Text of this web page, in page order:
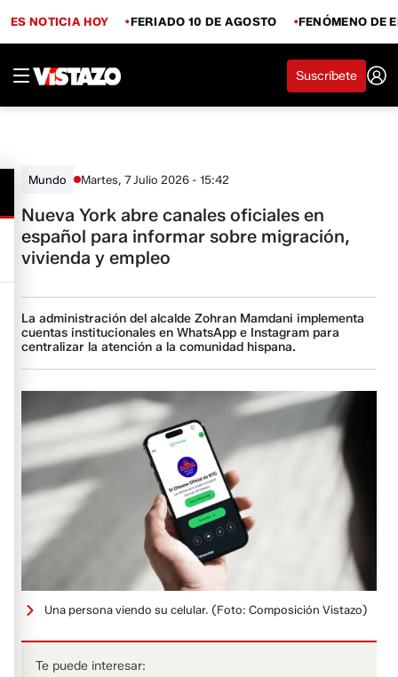
ES NOTICIA HOY FERIADO 10 DE AGOSTO FENÓMENO DE
Suscríbete
Mundo Martes, 7 Julio 2026 - 15:42
Nueva York abre canales oficiales en
español para informar sobre migración,
vivienda y empleo
La administración del alcalde Zohran Mamdani implementa
cuentas institucionales en WhatsApp e Instagram para
centralizar la atención a la comunidad hispana.
Una persona viendo su celular. (Foto: Composición Vistazo)
Te puede interesar: